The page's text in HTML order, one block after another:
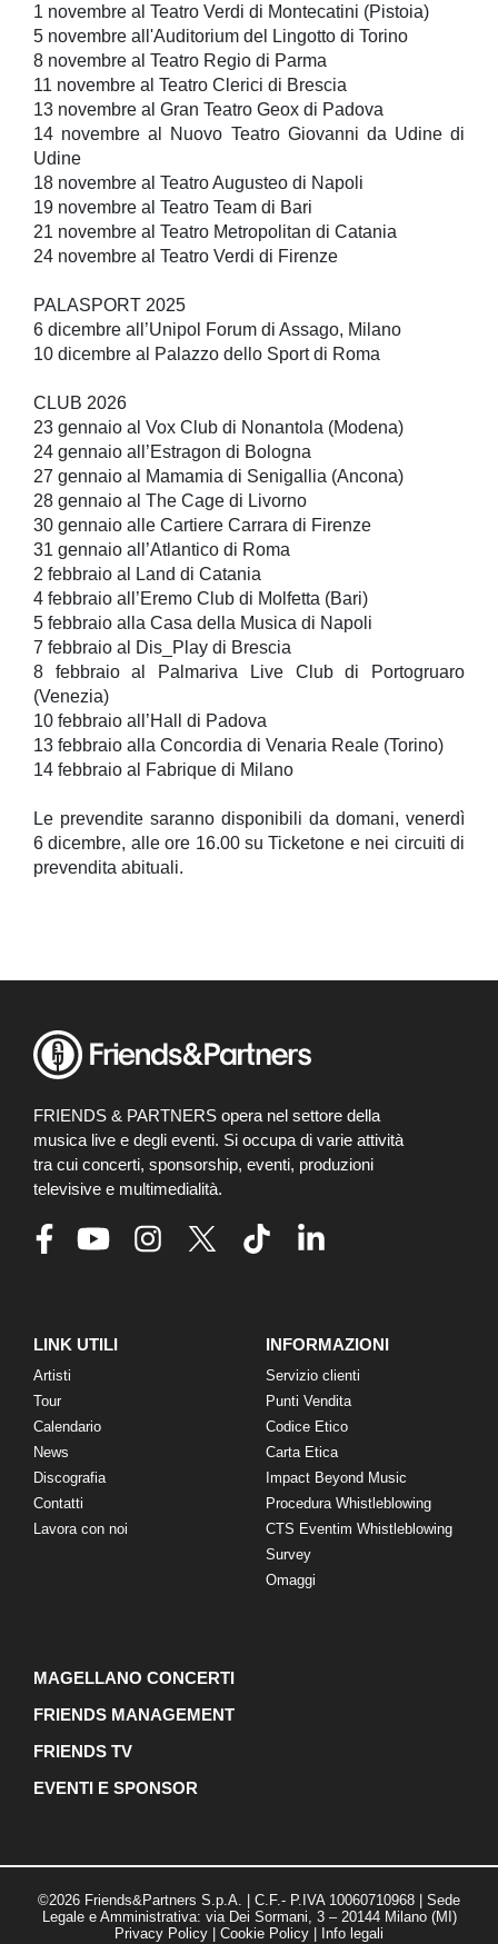
1 novembre al Teatro Verdi di Montecatini (Pistoia)
5 novembre all'Auditorium del Lingotto di Torino
8 novembre al Teatro Regio di Parma
11 novembre al Teatro Clerici di Brescia
13 novembre al Gran Teatro Geox di Padova
14 novembre al Nuovo Teatro Giovanni da Udine di
Udine
18 novembre al Teatro Augusteo di Napoli
19 novembre al Teatro Team di Bari
21 novembre al Teatro Metropolitan di Catania
24 novembre al Teatro Verdi di Firenze
PALASPORT 2025
6 dicembre all’Unipol Forum di Assago, Milano
10 dicembre al Palazzo dello Sport di Roma
CLUB 2026
23 gennaio al Vox Club di Nonantola (Modena)
24 gennaio all’Estragon di Bologna
27 gennaio al Mamamia di Senigallia (Ancona)
28 gennaio al The Cage di Livorno
30 gennaio alle Cartiere Carrara di Firenze
31 gennaio all’Atlantico di Roma
2 febbraio al Land di Catania
4 febbraio all’Eremo Club di Molfetta (Bari)
5 febbraio alla Casa della Musica di Napoli
7 febbraio al Dis_Play di Brescia
8 febbraio al Palmariva Live Club di Portogruaro
(Venezia)
10 febbraio all’Hall di Padova
13 febbraio alla Concordia di Venaria Reale (Torino)
14 febbraio al Fabrique di Milano
Le prevendite saranno disponibili da domani, venerdì
6 dicembre, alle ore 16.00 su Ticketone e nei circuiti di
prevendita abituali.
FRIENDS & PARTNERS opera nel settore della
musica live e degli eventi. Si occupa di varie attività
tra cui concerti, sponsorship, eventi, produzioni
televisive e multimedialità.
LINK UTILI
Artisti
Tour
Calendario
News
Discografia
Contatti
Lavora con noi
INFORMAZIONI
Servizio clienti
Punti Vendita
Codice Etico
Carta Etica
Impact Beyond Music
Procedura Whistleblowing
CTS Eventim Whistleblowing
Survey
Omaggi
MAGELLANO CONCERTI
FRIENDS MANAGEMENT
FRIENDS TV
EVENTI E SPONSOR
©2026 Friends&Partners S.p.A. | C.F.- P.IVA 10060710968 | Sede
Legale e Amministrativa: via Dei Sormani, 3 – 20144 Milano (MI)
Privacy Policy
Cookie Policy Info legali